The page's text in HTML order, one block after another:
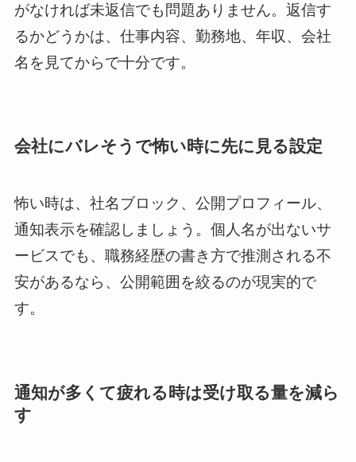
がなければ未返信でも問題ありません。返信す
るかどうかは、仕事内容、勤務地、年収、会社
名を見てからで十分です。
会社にバレそうで怖い時に先に見る設定
怖い時は、社名ブロック、公開プロフィール、
通知表示を確認しましょう。個人名が出ないサ
ービスでも、職務経歴の書き方で推測される不
安があるなら、公開範囲を絞るのが現実的で
す。
通知が多くて疲れる時は受け取る量を減ら
す